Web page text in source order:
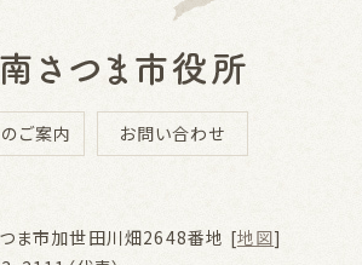
ご案内 お問い合わせ
ま市加世田川畑2648番地 [地図]